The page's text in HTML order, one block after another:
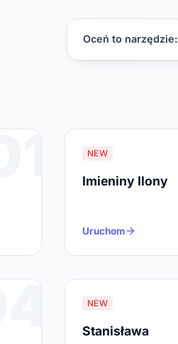
Oceń to narzędzie:
01 NEW
Imieniny Ilony
Uruchom
04 NEW
Stanisława